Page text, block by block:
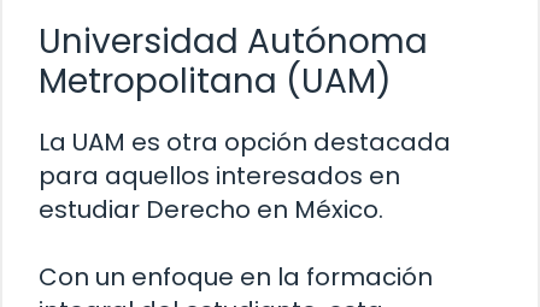
Universidad Autónoma
Metropolitana (UAM)
La UAM es otra opción destacada
para aquellos interesados en
estudiar Derecho en México.
Con un enfoque en la formación